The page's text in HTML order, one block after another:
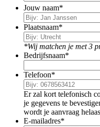
Jouw naam*
Plaatsnaam*
*Wij matchen je met 3
Bedrijfsnaam*
Telefoon*
Er zal kort telefonisch
je gegevens te
wordt je aanvraag
E-mailadres*